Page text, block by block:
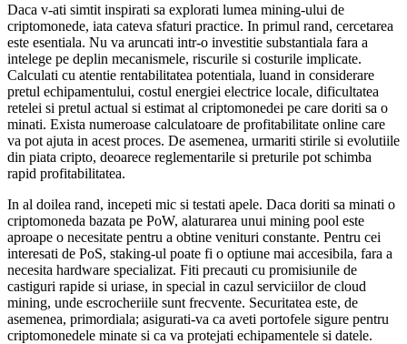
Daca v-ati simtit inspirati sa explorati lumea mining-ului de
criptomonede, iata cateva sfaturi practice. In primul rand, cercetarea
este esentiala. Nu va aruncati intr-o investitie substantiala fara a
intelege pe deplin mecanismele, riscurile si costurile implicate.
Calculati cu atentie rentabilitatea potentiala, luand in considerare
pretul echipamentului, costul energiei electrice locale, dificultatea
retelei si pretul actual si estimat al criptomonedei pe care doriti sa o
minati. Exista numeroase calculatoare de profitabilitate online care
va pot ajuta in acest proces. De asemenea, urmariti stirile si evolutiile
din piata cripto, deoarece reglementarile si preturile pot schimba
rapid profitabilitatea.
In al doilea rand, incepeti mic si testati apele. Daca doriti sa minati o
criptomoneda bazata pe PoW, alaturarea unui mining pool este
aproape o necesitate pentru a obtine venituri constante. Pentru cei
interesati de PoS, staking-ul poate fi o optiune mai accesibila, fara a
necesita hardware specializat. Fiti precauti cu promisiunile de
castiguri rapide si uriase, in special in cazul serviciilor de cloud
mining, unde escrocheriile sunt frecvente. Securitatea este, de
asemenea, primordiala; asigurati-va ca aveti portofele sigure pentru
criptomonedele minate si ca va protejati echipamentele si datele.